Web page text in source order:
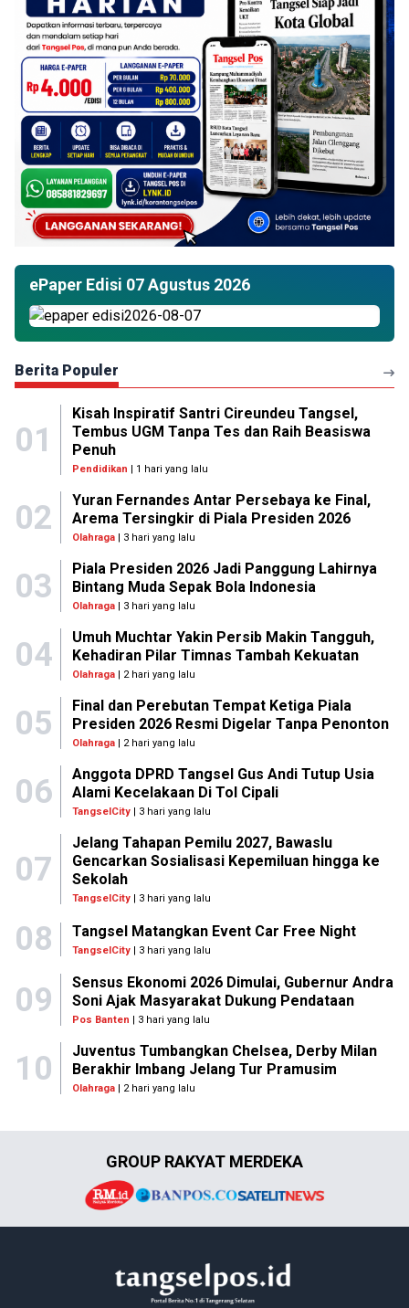
ePaper Edisi 07 Agustus 2026
Berita Populer
01
Kisah Inspiratif Santri Cireundeu Tangsel,
Tembus UGM Tanpa Tes dan Raih Beasiswa
Penuh
Pendidikan | 1 hari yang lalu
02
Yuran Fernandes Antar Persebaya ke Final,
Arema Tersingkir di Piala Presiden 2026
Olahraga| 3 hari yang lalu
03
Piala Presiden 2026 Jadi Panggung Lahirnya
Bintang Muda Sepak Bola Indonesia
Olahraga| 3 hari yang lalu
04
Umuh Muchtar Yakin Persib Makin Tangguh,
Kehadiran Pilar Timnas Tambah Kekuatan
Olahraga| 2 hari yang lalu
05
Final dan Perebutan Tempat Ketiga Piala
Presiden 2026 Resmi Digelar Tanpa Penonton
Olahraga| 2 hari yang lalu
06
Anggota DPRD Tangsel Gus Andi Tutup Usia
Alami Kecelakaan Di Tol Cipali
TangselCity| 3 hari yang lalu
07
Jelang Tahapan Pemilu 2027, Bawaslu
Gencarkan Sosialisasi Kepemiluan hingga ke
Sekolah
TangselCity| 3 hari yang lalu
08 Tangsel Matangkan Event Car Free Night
TangselCity | 3 hari yang lalu
09
Sensus Ekonomi 2026 Dimulai, Gubernur Andra
Soni Ajak Masyarakat Dukung Pendataan
Pos Banten | 3 hari yang lalu
10
Juventus Tumbangkan Chelsea, Derby Milan
Berakhir Imbang Jelang Tur Pramusim
Olahraga| 2 hari yang lalu
GROUP RAKYAT MERDEKA